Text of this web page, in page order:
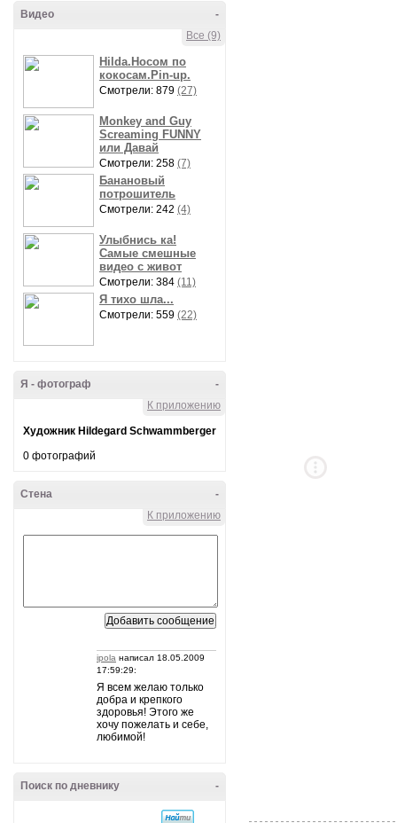
-
Видео
Все (9)
Hilda.Носом по
кокосам.Pin-up.
Смотрели: 879 (27)
Monkey and Guy
Screaming FUNNY
или Давай
Смотрели: 258 (7)
Банановый
потрошитель
Смотрели: 242 (4)
Улыбнись ка!
Самые смешные
видео с живот
Смотрели: 384 (11)
Я тихо шла...
Смотрели: 559 (22)
-
Я - фотограф
К приложению
Художник Hildegard Schwammberger
0 фотографий
-
Стена
К приложению
ipola написал 18.05.2009
17:59:29:
Я всем желаю только
добра и крепкого
здоровья! Этого же
хочу пожелать и себе,
любимой!
-
Поиск по дневнику